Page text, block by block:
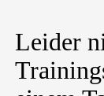
Leider